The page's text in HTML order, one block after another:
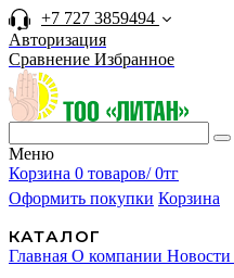
+7 727 3859494
Авторизация
Сравнение Избранное
Меню
Корзина 0 товаров/ 0тг
Оформить покупки Корзина
КАТАЛОГ
Главная О компании Новости